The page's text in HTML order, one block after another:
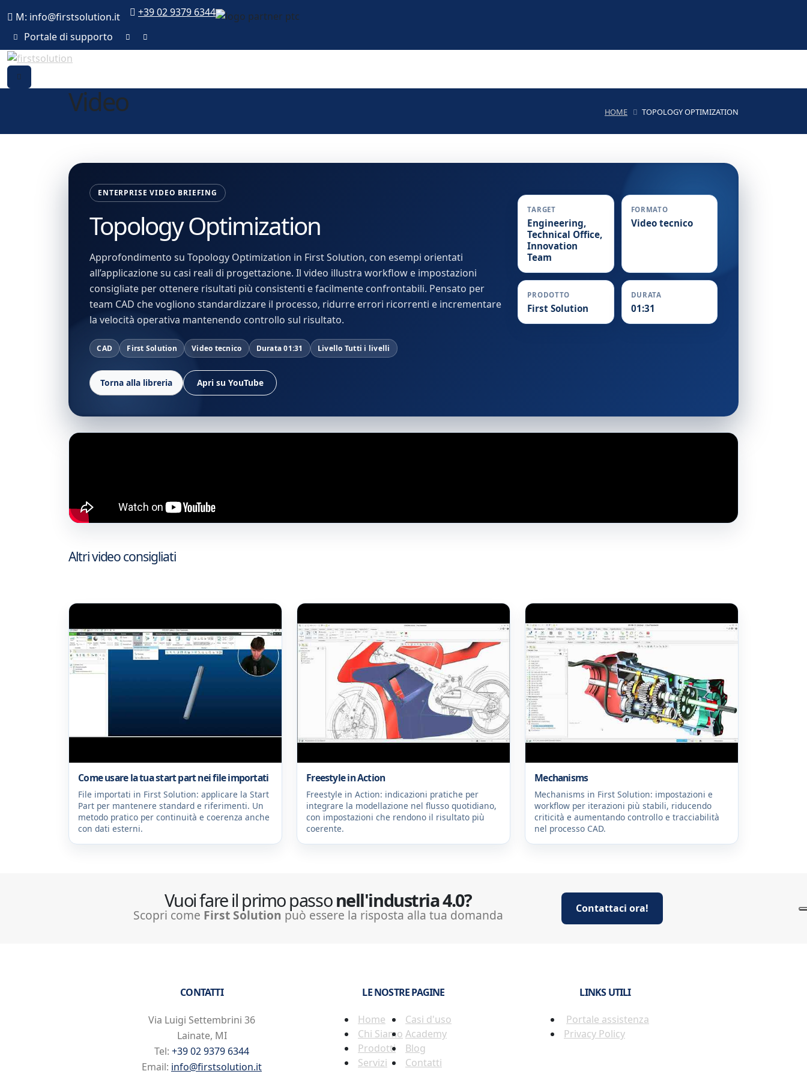
M: info@firstsolution.it
+39 02 9379 6344
Portale di supporto
Video HOME TOPOLOGY OPTIMIZATION
ENTERPRISE VIDEO BRIEFING
Topology Optimization
Approfondimento su Topology Optimization in First Solution, con esempi orientati
all’applicazione su casi reali di progettazione. Il video illustra workflow e impostazioni
consigliate per ottenere risultati più consistenti e facilmente confrontabili. Pensato per
team CAD che vogliono standardizzare il processo, ridurre errori ricorrenti e incrementare
la velocità operativa mantenendo controllo sul risultato.
CAD First Solution Video tecnico Durata 01:31 Livello Tutti i livelli
Torna alla libreria Apri su YouTube
TARGET
Engineering,
Technical Office,
Innovation
Team
FORMATO
Video tecnico
PRODOTTO
First Solution
DURATA
01:31
Altri video consigliati
Come usare la tua start part nei file importati
File importati in First Solution: applicare la Start
Part per mantenere standard e riferimenti. Un
metodo pratico per continuità e coerenza anche
con dati esterni.
Freestyle in Action
Freestyle in Action: indicazioni pratiche per
integrare la modellazione nel flusso quotidiano,
con impostazioni che rendono il risultato più
coerente.
Mechanisms
Mechanisms in First Solution: impostazioni e
workflow per iterazioni più stabili, riducendo
criticità e aumentando controllo e tracciabilità
nel processo CAD.
Vuoi fare il primo passonell'industria 4.0?
Scopri come First Solution può essere la risposta alla tua domanda Contattaci ora!
CONTATTI
Via Luigi Settembrini 36
Lainate, MI
Tel: +39 02 9379 6344
Email: info@firstsolution.it
LE NOSTRE PAGINE
Home
Chi Siamo
Prodotti
Servizi
Casi d'uso
Academy
Blog
Contatti
LINKS UTILI
Portale assistenza
Privacy Policy